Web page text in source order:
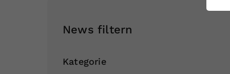
News filtern
Kategorie